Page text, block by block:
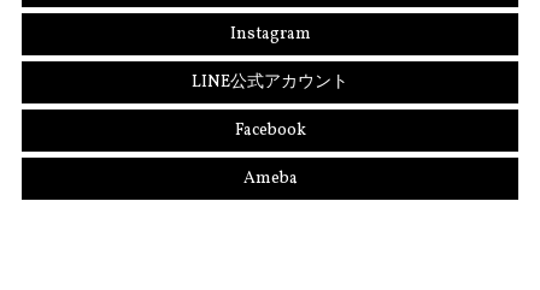
Instagram
LINE公式アカウント
Facebook
Ameba